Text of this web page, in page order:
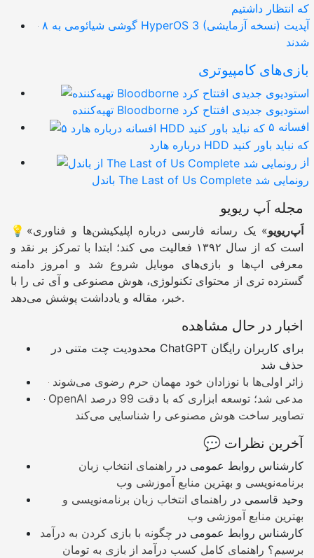
که انتظار داشتیم
۸ گوشی شیائومی به HyperOS 3 (نسخه آزمایشی) آپدیت
شدند
بازی‌های کامپیوتری
تهیه‌کننده Bloodborne استودیوی جدیدی افتتاح کرد
۵ افسانه
درباره هارد HDD که نباید باور کنید
از
باندل The Last of Us Complete رونمایی شد
مجله اَپ ریویو
💡« اَپ‌ریویو» یک رسانه فارسی درباره اپلیکیشن‌ها و فناوری
است که از سال ۱۳۹۲ فعالیت می کند؛ ابتدا با تمرکز بر نقد و
معرفی اپ‌ها و بازی‌های موبایل شروع شد و امروز دامنه
گسترده تری از محتوای تکنولوژی، هوش مصنوعی و آی تی را با
خبر، مقاله و یادداشت پوشش می‌دهد.
اخبار در حال مشاهده
محدودیت چت متنی در ChatGPT برای کاربران رایگان
حذف شد
زائر اولی‌ها با نوزادان خود مهمان حرم رضوی می‌شوند
OpenAI مدعی شد؛ توسعه ابزاری که با دقت 99 درصد
تصاویر ساخت هوش مصنوعی را شناسایی می‌کند
💬 آخرین نظرات
کارشناس روابط عمومی در راهنمای انتخاب زبان
برنامه‌نویسی و بهترین منابع آموزشی وب
وحید قاسمی در راهنمای انتخاب زبان برنامه‌نویسی و
بهترین منابع آموزشی وب
کارشناس روابط عمومی در چگونه با بازی کردن به درآمد
برسیم؟ راهنمای کامل کسب درآمد از بازی به تومان